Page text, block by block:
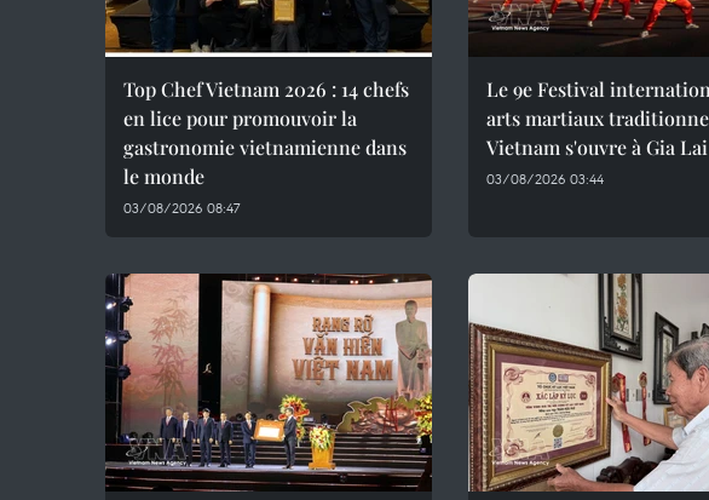
Top Chef Vietnam 2026 : 14 chefs
en lice pour promouvoir la
gastronomie vietnamienne dans
le monde
03/08/2026 08:47
Le 9e Festival
arts martiaux
Vietnam s'ouvre à Gia Lai
03/08/2026 03:44